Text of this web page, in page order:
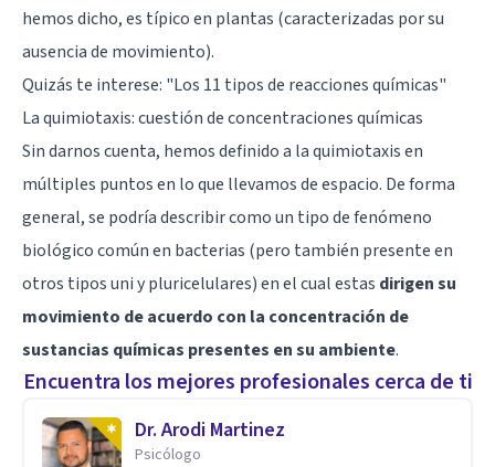
hemos dicho, es típico en plantas (caracterizadas por su
ausencia de movimiento).
Quizás te interese: "Los 11 tipos de reacciones químicas"
La quimiotaxis: cuestión de concentraciones químicas
Sin darnos cuenta, hemos definido a la quimiotaxis en
múltiples puntos en lo que llevamos de espacio. De forma
general, se podría describir como un tipo de fenómeno
biológico común en bacterias (pero también presente en
otros tipos uni y pluricelulares) en el cual estas dirigen su
movimiento de acuerdo con la concentración de
sustancias químicas presentes en su ambiente.
Encuentra los mejores profesionales cerca de ti
Dr. Arodi Martinez
Psicólogo